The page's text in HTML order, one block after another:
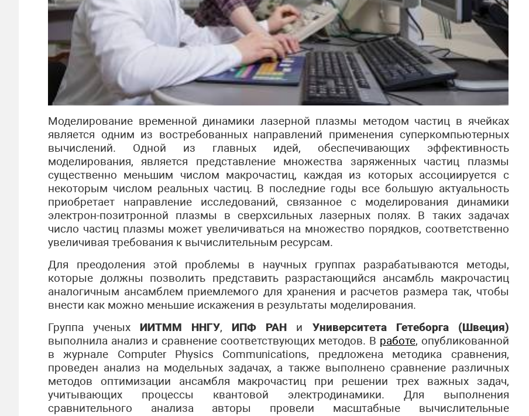
Моделирование временной динамики лазерной плазмы методом частиц в ячейках
является одним из востребованных направлений применения суперкомпьютерных
вычислений. Одной из главных идей, обеспечивающих эффективность
моделирования, является представление множества заряженных частиц плазмы
существенно меньшим числом макрочастиц, каждая из которых ассоциируется с
некоторым числом реальных частиц. В последние годы все большую актуальность
приобретает направление исследований, связанное с моделирования динамики
электрон-позитронной плазмы в сверхсильных лазерных полях. В таких задачах
число частиц плазмы может увеличиваться на множество порядков, соответственно
увеличивая требования к вычислительным ресурсам.
Для преодоления этой проблемы в научных группах разрабатываются методы,
которые должны позволить представить разрастающийся ансамбль макрочастиц
аналогичным ансамблем приемлемого для хранения и расчетов размера так, чтобы
внести как можно меньшие искажения в результаты моделирования.
Группа ученыхИИТММ ННГУ,ИПФ РАН и Университета Гетеборга (Швеция)
выполнила анализ и сравнение соответствующих методов. В работе, опубликованной
в журнале Computer Physics Communications, предложена методика сравнения,
проведен анализ на модельных задачах, а также выполнено сравнение различных
методов оптимизации ансамбля макрочастиц при решении трех важных задач,
учитывающих процессы квантовой электродинамики. Для выполнения
сравнительного анализа авторы провели масштабные вычислительные